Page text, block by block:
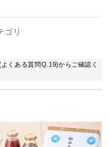
ゴリ
くある質問Q.19)からご確認く